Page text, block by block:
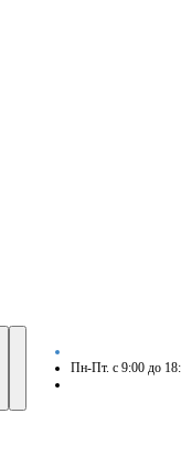
Пн-Пт. с 9:00 до